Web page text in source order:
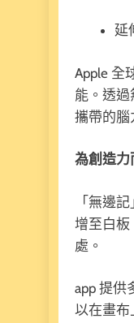
延
Apple 全
能。透
攜帶的腦
為創造力
「無邊
增至白
處。
app 提供
以在畫布